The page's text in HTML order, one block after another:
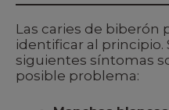
Las caries de biberón
identificar al principio.
siguientes síntomas
posible problema: